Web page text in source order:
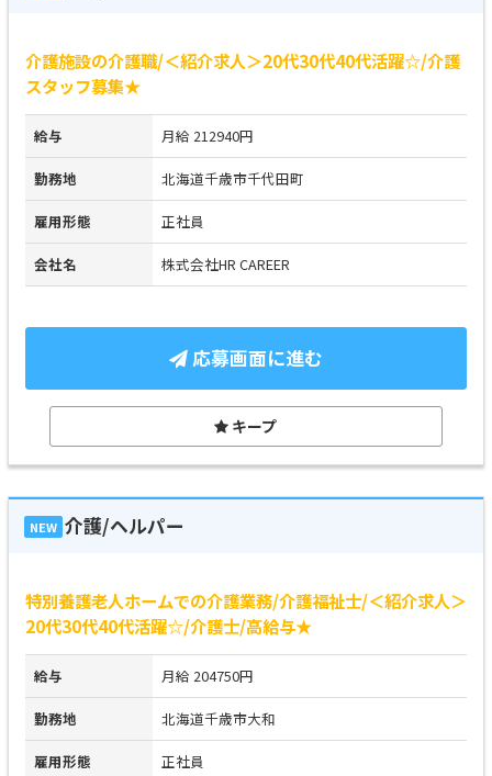
介護施設の介護職/＜紹介求人＞20代30代40代活躍☆/介護
スタッフ募集★
給与 月給 212940円
勤務地 北海道千歳市千代田町
雇用形態 正社員
会社名 株式会社HR CAREER
応募画面に進む
キープ
NEW 介護/ヘルパー
特別養護老人ホームでの介護業務/介護福祉士/＜紹介求人＞
20代30代40代活躍☆/介護士/高給与★
給与 月給 204750円
勤務地 北海道千歳市大和
雇用形態 正社員